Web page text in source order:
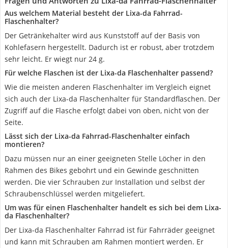
Aus welchem Material besteht der Lixa-da Fahrrad-
Flaschenhalter?
Der Getränkehalter wird aus Kunststoff auf der Basis von
Kohlefasern hergestellt. Dadurch ist er robust, aber trotzdem
sehr leicht. Er wiegt nur 24 g.
Für welche Flaschen ist der Lixa-da Flaschenhalter passend?
Wie die meisten anderen Flaschenhalter im Vergleich eignet
sich auch der Lixa-da Flaschenhalter für Standardflaschen. Der
Zugriff auf die Flasche erfolgt dabei von oben, nicht von der
Seite.
Lässt sich der Lixa-da Fahrrad-Flaschenhalter einfach
montieren?
Dazu müssen nur an einer geeigneten Stelle Löcher in den
Rahmen des Bikes gebohrt und ein Gewinde geschnitten
werden. Die vier Schrauben zur Installation und selbst der
Schraubenschlüssel werden mitgeliefert.
Um was für einen Flaschenhalter handelt es sich bei dem Lixa-
da Flaschenhalter?
Der Lixa-da Flaschenhalter Fahrrad ist für Fahrräder geeignet
und kann mit Schrauben am Rahmen montiert werden. Er